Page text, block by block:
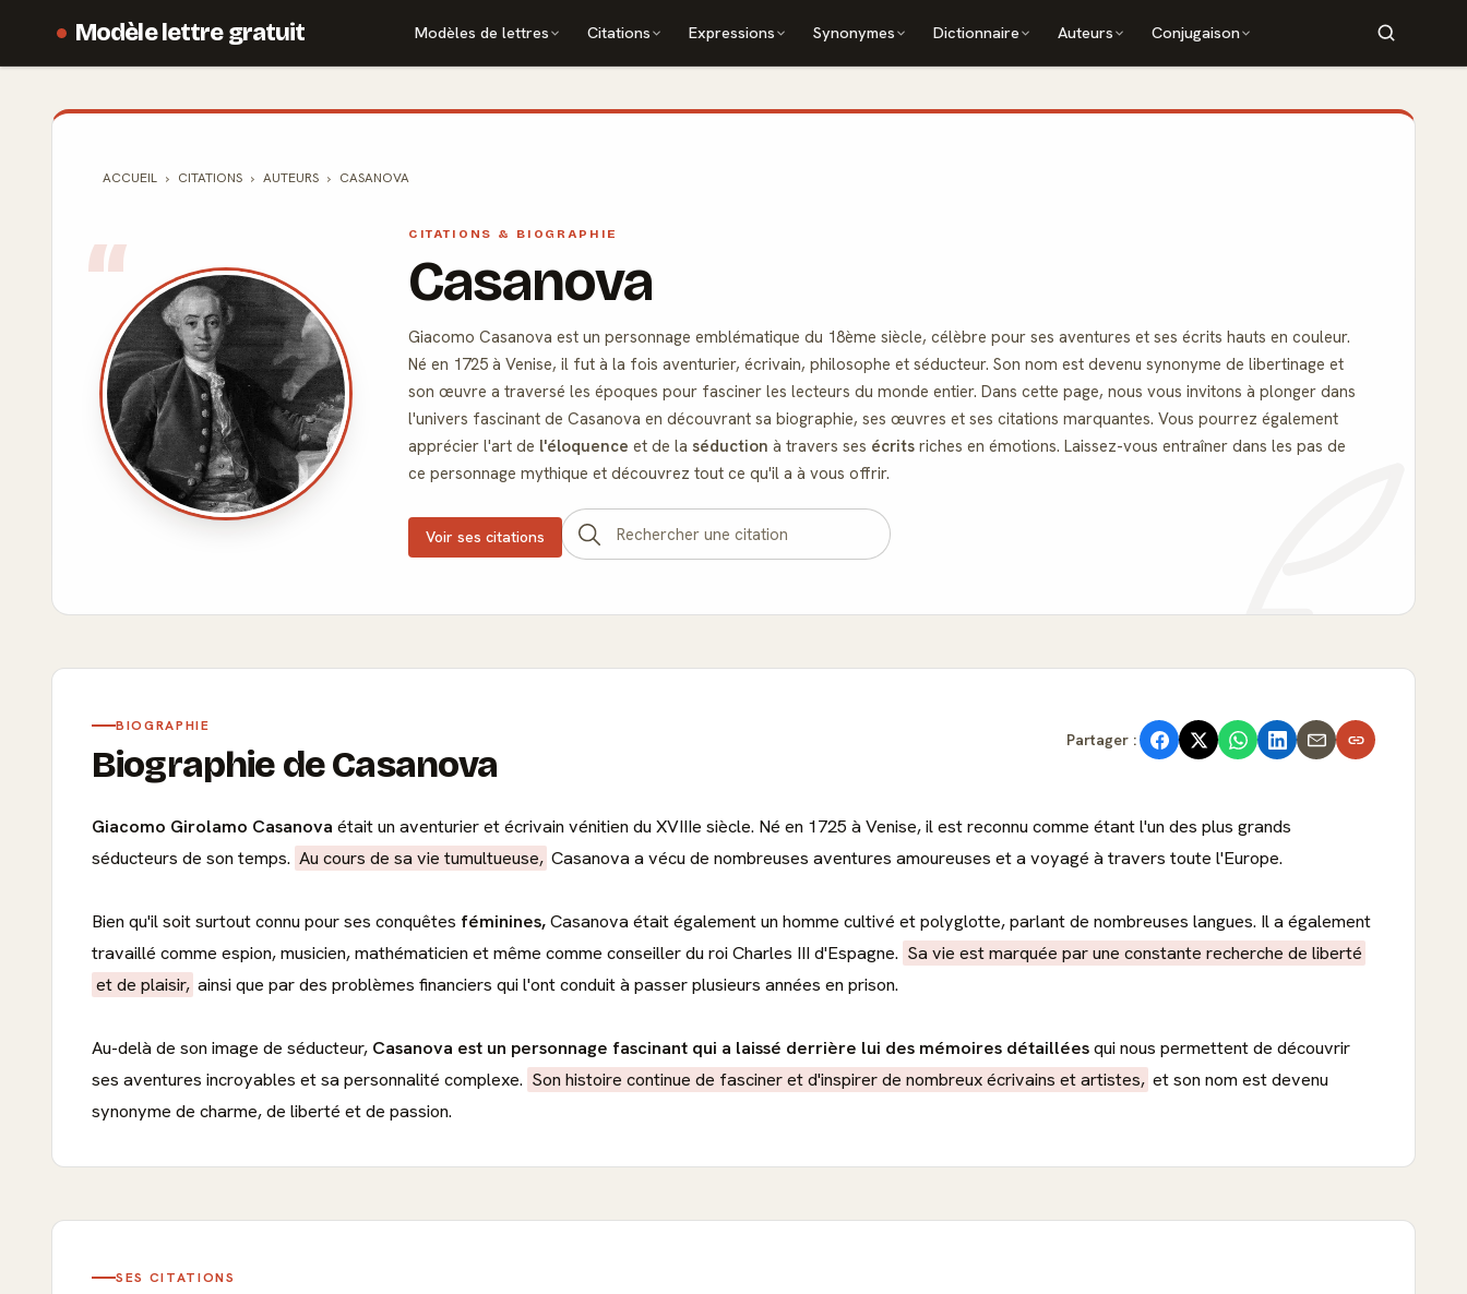
Modèle lettre gratuit Modèles de lettres Citations Expressions Synonymes Dictionnaire Auteurs Conjugaison
ACCUEIL CITATIONS AUTEURS CASANOVA
CITATIONS & BIOGRAPHIE
Casanova
Giacomo Casanova est un personnage emblématique du 18ème siècle, célèbre pour ses aventures et ses écrits hauts en couleur.
Né en 1725 à Venise, il fut à la fois aventurier, écrivain, philosophe et séducteur. Son nom est devenu synonyme de libertinage et
son œuvre a traversé les époques pour fasciner les lecteurs du monde entier. Dans cette page, nous vous invitons à plonger dans
l'univers fascinant de Casanova en découvrant sa biographie, ses œuvres et ses citations marquantes. Vous pourrez également
apprécier l'art de l'éloquence et de la séduction à travers ses écritsriches en émotions. Laissez-vous entraîner dans les pas de
ce personnage mythique et découvrez tout ce qu'il a à vous offrir.
Voir ses citations
BIOGRAPHIE
Biographie de Casanova
Partager :
Giacomo Girolamo Casanova était un aventurier et écrivain vénitien du XVIIIe siècle. Né en 1725 à Venise, il est reconnu comme étant l'un des plus grands
séducteurs de son temps. Au cours de sa vie tumultueuse, Casanova a vécu de nombreuses aventures amoureuses et a voyagé à travers toute l'Europe.
Bien qu'il soit surtout connu pour ses conquêtes féminines,Casanova était également un homme cultivé et polyglotte, parlant de nombreuses langues. Il a également
travaillé comme espion, musicien, mathématicien et même comme conseiller du roi Charles III d'Espagne. Sa vie est marquée par une constante recherche de liberté
et de plaisir, ainsi que par des problèmes financiers qui l'ont conduit à passer plusieurs années en prison.
Au-delà de son image de séducteur, Casanova est un personnage fascinant qui a laissé derrière lui des mémoires détailléesqui nous permettent de découvrir
ses aventures incroyables et sa personnalité complexe. Son histoire continue de fasciner et d'inspirer de nombreux écrivains et artistes, et son nom est devenu
synonyme de charme, de liberté et de passion.
SES CITATIONS